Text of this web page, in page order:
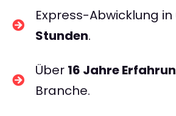
Express-Abwicklung in
Stunden.
Über 16 Jahre
Branche.